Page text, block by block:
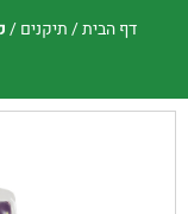
דף הבית/תיקנים/